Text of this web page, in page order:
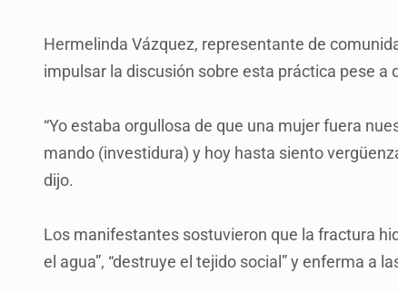
Hermelinda Vázquez, representante de
impulsar la discusión sobre esta práctica pese
“Yo estaba orgullosa de que una mujer fuera
mando (investidura) y hoy hasta siento
dijo.
Los manifestantes sostuvieron que la fractura
el agua”, “destruye el tejido social” y enferma a